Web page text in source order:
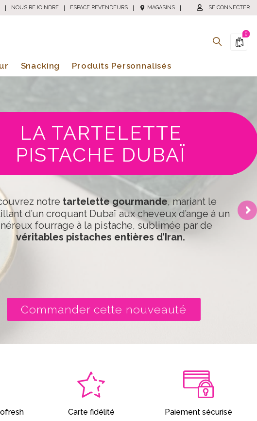
NOUS REJOINDRE ESPACE REVENDEURS MAGASINS SE CONNECTER
0
Snacking Produits Personnalisés
LA TARTELETTE
PISTACHE DUBAÏ
Commander cette nouveauté
notre tartelette gourmande, mariant le
d’un croquant Dubaï aux cheveux d’ange à un
fourrage à la pistache, sublimée par de
véritables pistaches entières d’Iran.
Carte fidélité
Paiement sécurisé